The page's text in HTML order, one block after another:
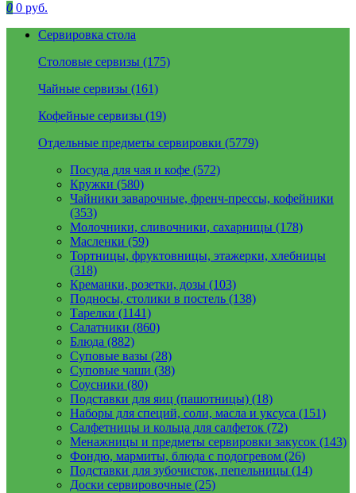
0 0 руб.
Сервировка стола
Столовые сервизы (175)
Чайные сервизы (161)
Кофейные сервизы (19)
Отдельные предметы сервировки (5779)
Посуда для чая и кофе (572)
Кружки (580)
Чайники заварочные, френч-прессы, кофейники
(353)
Молочники, сливочники, сахарницы (178)
Масленки (59)
Тортницы, фруктовницы, этажерки, хлебницы
(318)
Креманки, розетки, дозы (103)
Подносы, столики в постель (138)
Тарелки (1141)
Салатники (860)
Блюда (882)
Суповые вазы (28)
Суповые чаши (38)
Соусники (80)
Подставки для яиц (пашотницы) (18)
Наборы для специй, соли, масла и уксуса (151)
Салфетницы и кольца для салфеток (72)
Менажницы и предметы сервировки закусок (143)
Фондю, мармиты, блюда с подогревом (26)
Подставки для зубочисток, пепельницы (14)
Доски сервировочные (25)